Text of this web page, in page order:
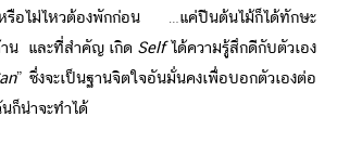
หรือไม่ไหวต้องพักก่อน …แค่ปีนต้นไม้ก็ได้ทักษะ
น และที่สำคัญ เกิด Selfได้ความรู้สึกดีกับตัวเอง
” ซึ่งจะเป็นฐานจิตใจอันมั่นคงเพื่อบอกตัวเองต่อ
ก็น่าจะทำได้